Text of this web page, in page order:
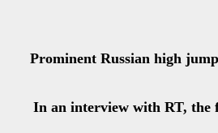
Prominent Russian high
In an interview with RT, the